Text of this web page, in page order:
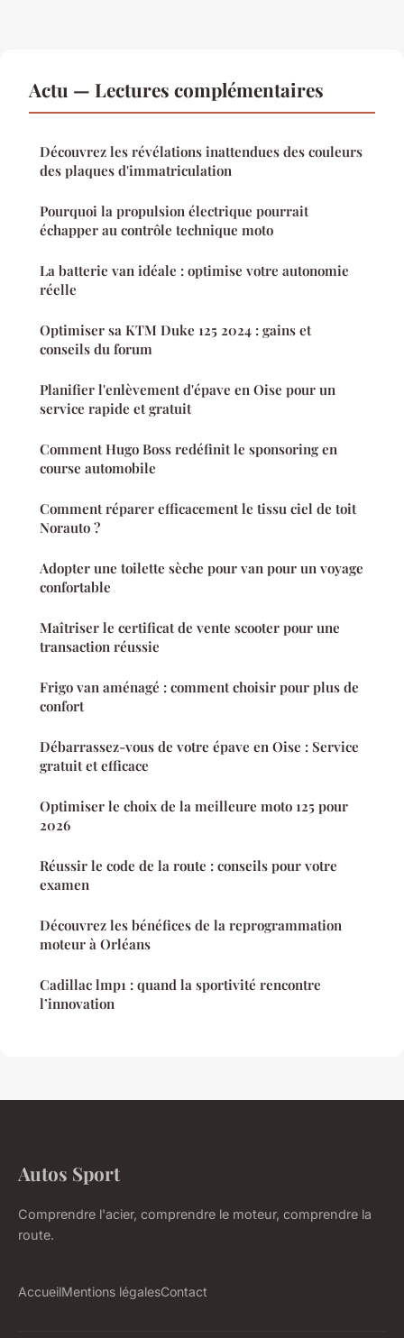
Actu — Lectures complémentaires
Découvrez les révélations inattendues des couleurs
des plaques d'immatriculation
Pourquoi la propulsion électrique pourrait
échapper au contrôle technique moto
La batterie van idéale : optimise votre autonomie
réelle
Optimiser sa KTM Duke 125 2024 : gains et
conseils du forum
Planifier l'enlèvement d'épave en Oise pour un
service rapide et gratuit
Comment Hugo Boss redéfinit le sponsoring en
course automobile
Comment réparer efficacement le tissu ciel de toit
Norauto ?
Adopter une toilette sèche pour van pour un voyage
confortable
Maîtriser le certificat de vente scooter pour une
transaction réussie
Frigo van aménagé : comment choisir pour plus de
confort
Débarrassez-vous de votre épave en Oise : Service
gratuit et efficace
Optimiser le choix de la meilleure moto 125 pour
2026
Réussir le code de la route : conseils pour votre
examen
Découvrez les bénéfices de la reprogrammation
moteur à Orléans
Cadillac lmp1 : quand la sportivité rencontre
l’innovation
Autos Sport
Comprendre l'acier, comprendre le moteur, comprendre la
route.
AccueilMentions légalesContact